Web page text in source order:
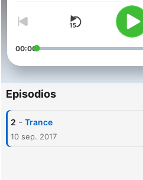
00:00
Episodios
2 - Trance
10 sep. 2017